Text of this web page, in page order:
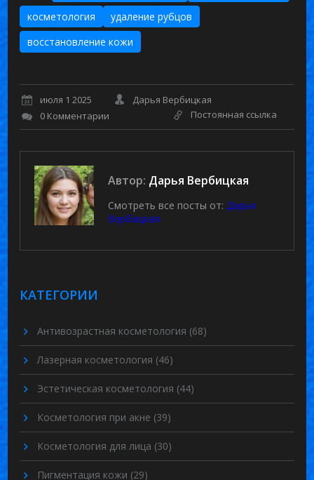
косметология
удаление рубцов
восстановление кожи
июля 1 2025
Дарья Вербицкая
0 Комментарии
Постоянная ссылка
Автор: Дарья Вербицкая
Смотреть все посты от: Дарья
Вербицкая
КАТЕГОРИИ
Антивозрастная косметология (68)
Лазерная косметология (46)
Эстетическая косметология (44)
Косметология при акне (39)
Косметология для лица (30)
Пигментация кожи (29)